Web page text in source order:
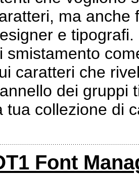
ma anche
e
smistamento
caratteri che
dei gruppi
tua collezione di
Font